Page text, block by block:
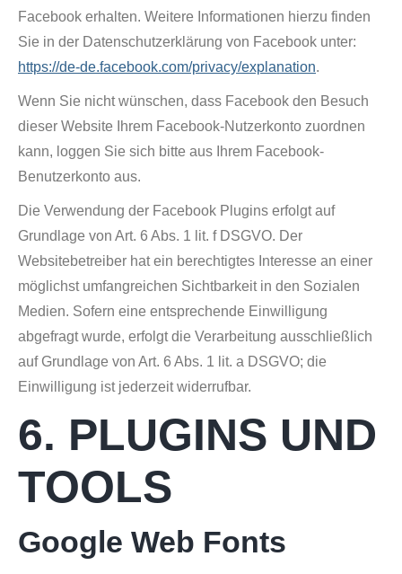
Facebook erhalten. Weitere Informationen hierzu finden
Sie in der Datenschutzerklärung von Facebook unter:
https://de-de.facebook.com/privacy/explanation.
Wenn Sie nicht wünschen, dass Facebook den Besuch
dieser Website Ihrem Facebook-Nutzerkonto zuordnen
kann, loggen Sie sich bitte aus Ihrem Facebook-
Benutzerkonto aus.
Die Verwendung der Facebook Plugins erfolgt auf
Grundlage von Art. 6 Abs. 1 lit. f DSGVO. Der
Websitebetreiber hat ein berechtigtes Interesse an einer
möglichst umfangreichen Sichtbarkeit in den Sozialen
Medien. Sofern eine entsprechende Einwilligung
abgefragt wurde, erfolgt die Verarbeitung ausschließlich
auf Grundlage von Art. 6 Abs. 1 lit. a DSGVO; die
Einwilligung ist jederzeit widerrufbar.
6. PLUGINS UND
TOOLS
Google Web Fonts